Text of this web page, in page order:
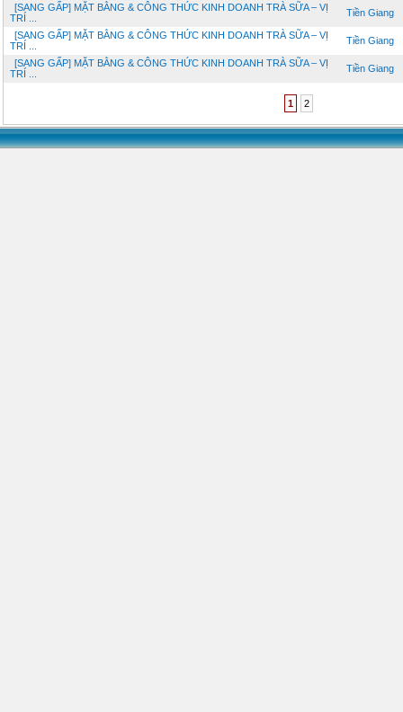
[SANG GẤP] MẶT BẰNG & CÔNG THỨC KINH DOANH TRÀ SỮA – VỊ
TRÍ ...
Tiền Giang
[SANG GẤP] MẶT BẰNG & CÔNG THỨC KINH DOANH TRÀ SỮA – VỊ
TRÍ ...
Tiền Giang
[SANG GẤP] MẶT BẰNG & CÔNG THỨC KINH DOANH TRÀ SỮA – VỊ
TRÍ ...
Tiền Giang
1 2